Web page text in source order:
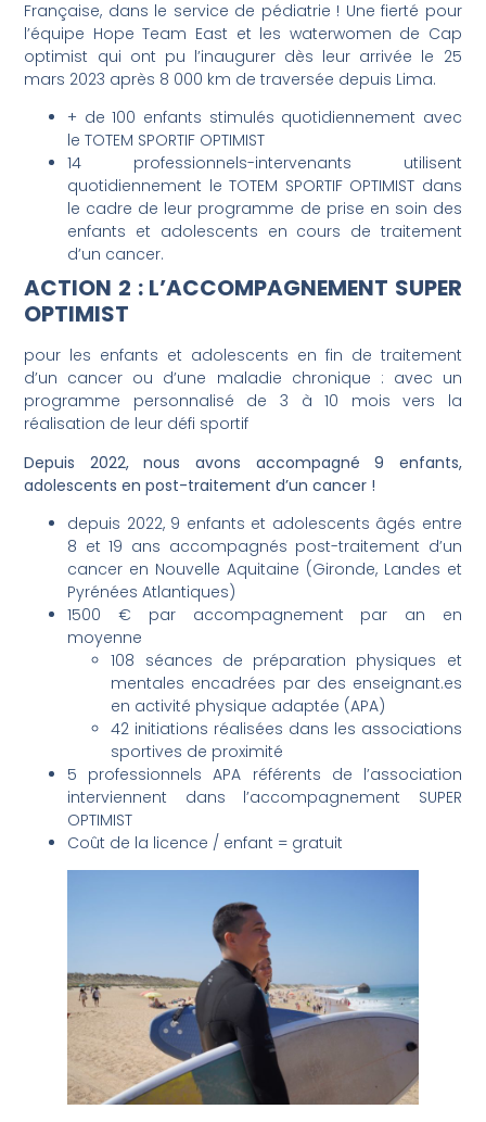
Française, dans le service de pédiatrie ! Une fierté pour
l’équipe Hope Team East et les waterwomen de Cap
optimist qui ont pu l’inaugurer dès leur arrivée le 25
mars 2023 après 8 000 km de traversée depuis Lima.
+ de 100 enfants stimulés quotidiennement avec
le TOTEM SPORTIF OPTIMIST
14 professionnels-intervenants utilisent
quotidiennement le TOTEM SPORTIF OPTIMIST dans
le cadre de leur programme de prise en soin des
enfants et adolescents en cours de traitement
d’un cancer.
ACTION 2 : L’ACCOMPAGNEMENT SUPER
OPTIMIST
pour les enfants et adolescents en fin de traitement
d’un cancer ou d’une maladie chronique : avec un
programme personnalisé de 3 à 10 mois vers la
réalisation de leur défi sportif
Depuis 2022, nous avons accompagné 9 enfants,
adolescents en post-traitement d’un cancer !
depuis 2022, 9 enfants et adolescents âgés entre
8 et 19 ans accompagnés post-traitement d’un
cancer en Nouvelle Aquitaine (Gironde, Landes et
Pyrénées Atlantiques)
1500 € par accompagnement par an en
moyenne
108 séances de préparation physiques et
mentales encadrées par des enseignant.es
en activité physique adaptée (APA)
42 initiations réalisées dans les associations
sportives de proximité
5 professionnels APA référents de l’association
interviennent dans l’accompagnement SUPER
OPTIMIST
Coût de la licence / enfant = gratuit